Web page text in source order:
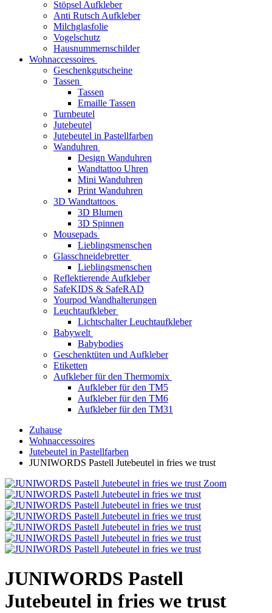
Stöpsel Aufkleber
Anti Rutsch Aufkleber
Milchglasfolie
Vogelschutz
Hausnummernschilder
Wohnaccessoires
Geschenkgutscheine
Tassen
Tassen
Emaille Tassen
Turnbeutel
Jutebeutel
Jutebeutel in Pastellfarben
Wanduhren
Design Wanduhren
Wandtattoo Uhren
Mini Wanduhren
Print Wanduhren
3D Wandtattoos
3D Blumen
3D Spinnen
Mousepads
Lieblingsmenschen
Glasschneidebretter
Lieblingsmenschen
Reflektierende Aufkleber
SafeKIDS & SafeRAD
Yourpod Wandhalterungen
Leuchtaufkleber
Lichtschalter Leuchtaufkleber
Babywelt
Babybodies
Geschenktüten und Aufkleber
Etiketten
Aufkleber für den Thermomix
Aufkleber für den TM5
Aufkleber für den TM6
Aufkleber für den TM31
Zuhause
Wohnaccessoires
Jutebeutel in Pastellfarben
JUNIWORDS Pastell Jutebeutel in fries we trust
Zoom
JUNIWORDS Pastell
Jutebeutel in fries we trust